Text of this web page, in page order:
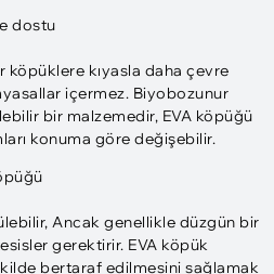
dostu
köpüklere kıyasla daha çevre
içermez. Biyobozunur
bir malzemedir, EVA köpüğü
konuma göre değişebilir.
Ancak genellikle düzgün bir
gerektirir. EVA köpük
bertaraf edilmesini sağlamak